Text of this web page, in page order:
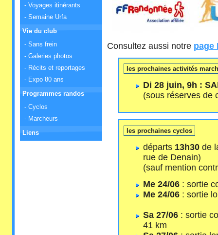
- Voyages itinérants
- Semaine Urfa
Vie du club
- Sans frein
- Galeries photos
- Récits et reportages
- Expo 80 ans
Programmes randos
- Cyclos
- Marcheurs
Liens
Consultez aussi notre page
les prochaines activités
Di 28 juin, 9h :
(sous réserves de
les prochaines cyclos
départs 13h30de
rue de Denain)
(sauf mention
Me 24/06: sortie
Me 24/06: sortie
Sa 27/06: sortie
41 km